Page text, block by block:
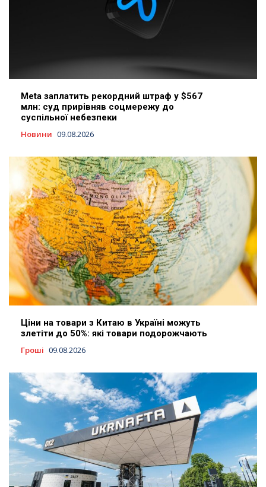
Meta заплатить рекордний штраф у $567
млн: суд прирівняв соцмережу до
суспільної небезпеки
Новини 09.08.2026
Ціни на товари з Китаю в Україні можуть
злетіти до 50%: які товари подорожчають
Гроші 09.08.2026